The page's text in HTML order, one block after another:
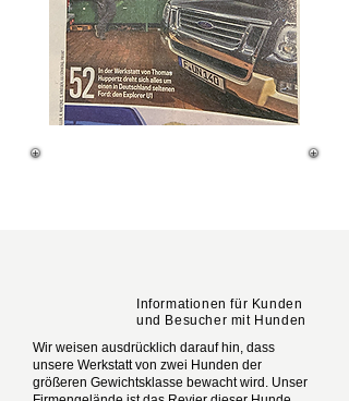
Informationen für Kunden
und Besucher mit Hunden
Wir weisen ausdrücklich darauf hin, dass
unsere Werkstatt von zwei Hunden der
größeren Gewichtsklasse bewacht wird. Unser